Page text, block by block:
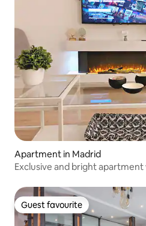
Apartment in Madrid
Exclusive and bright
Guest favourite
Guest favourite